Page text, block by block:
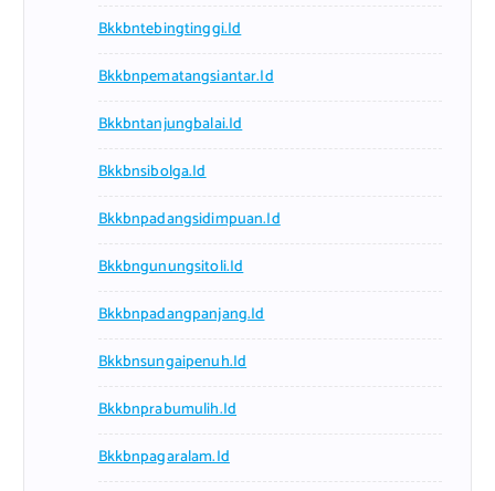
Bkkbntebingtinggi.id
Bkkbnpematangsiantar.id
Bkkbntanjungbalai.id
Bkkbnsibolga.id
Bkkbnpadangsidimpuan.id
Bkkbngunungsitoli.id
Bkkbnpadangpanjang.id
Bkkbnsungaipenuh.id
Bkkbnprabumulih.id
Bkkbnpagaralam.id